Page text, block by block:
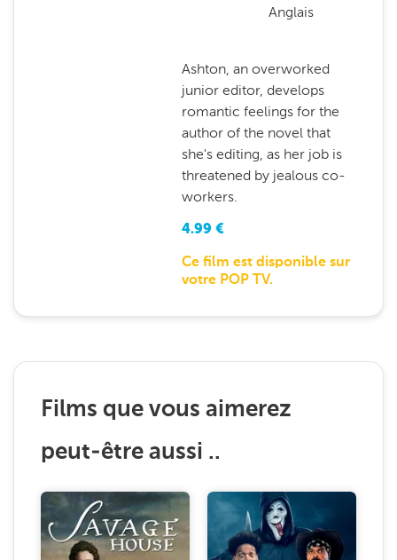
Anglais
Ashton, an overworked
junior editor, develops
romantic feelings for the
author of the novel that
she's editing, as her job is
threatened by jealous co-
workers.
4.99 €
Ce film est disponible sur
votre POP TV.
Films que vous aimerez
peut-être aussi ..